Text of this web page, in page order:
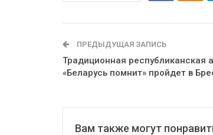
ПРЕДЫДУЩАЯ ЗАПИСЬ
Традиционная республиканская
«Беларусь помнит» пройдет в
Вам также могут